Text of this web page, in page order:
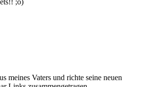
;o)
meines Vaters und richte seine neuen